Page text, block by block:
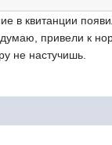
в квитанции
привели к
не настучишь.